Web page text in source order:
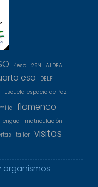
4eso 25N
ALDEA
eso
DELF
Escuela espacio de Paz
flamenco
lengua
matriculación
taller visitas
organismos